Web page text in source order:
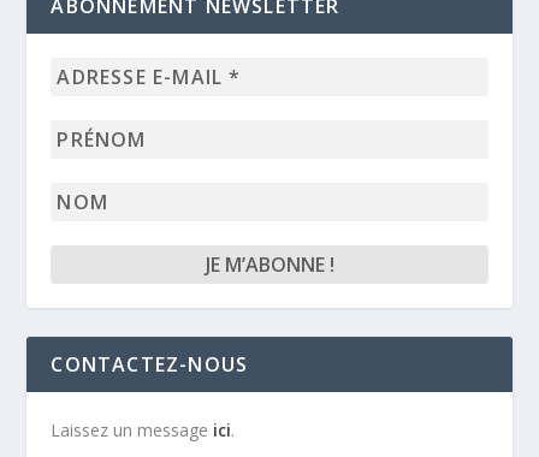
ABONNEMENT NEWSLETTER
Adresse
*
Prénom
Nom
CONTACTEZ-NOUS
Laissez un message ici.